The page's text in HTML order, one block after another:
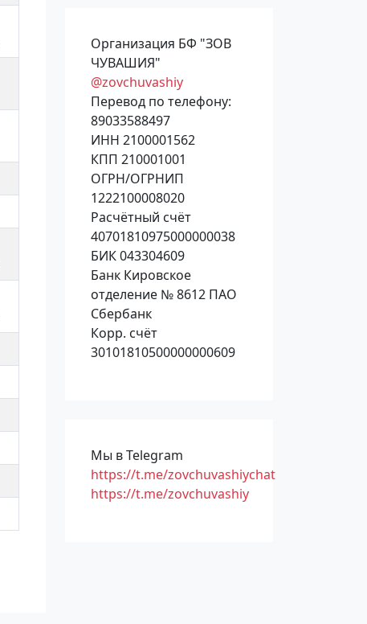
Организация БФ "ЗОВ
ЧУВАШИЯ"
@zovchuvashiy
Перевод по телефону:
89033588497
ИНН 2100001562
КПП 210001001
ОГРН/ОГРНИП
1222100008020
Расчётный счёт
40701810975000000038
БИК 043304609
Банк Кировское
отделение № 8612 ПАО
Сбербанк
Корр. счёт
30101810500000000609
Мы в Telegram
https://t.me/zovchuvashiychat
https://t.me/zovchuvashiy